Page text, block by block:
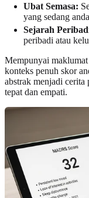
Ubat Semasa:
yang sedang
Sejarah
peribadi atau
Mempunyai
konteks penuh skor
abstrak menjadi
tepat dan empati.